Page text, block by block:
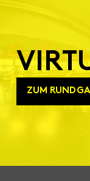
ZUM